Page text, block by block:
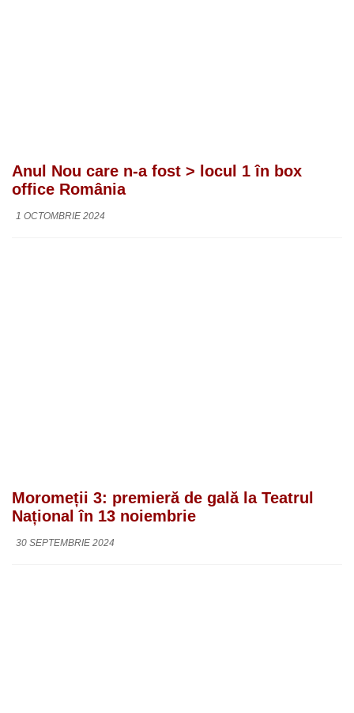
Anul Nou care n-a fost > locul 1 în box
office România
1 OCTOMBRIE 2024
Moromeții 3: premieră de gală la Teatrul
Național în 13 noiembrie
30 SEPTEMBRIE 2024